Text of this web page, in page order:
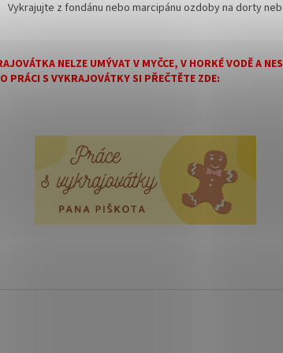
Vykrajujte z fondánu nebo marcipánu ozdoby na dorty
NELZE UMÝVAT V MYČCE, V HORKÉ VODĚ A
PRÁCI S VYKRAJOVÁTKY SI PŘEČTĚTE ZDE: